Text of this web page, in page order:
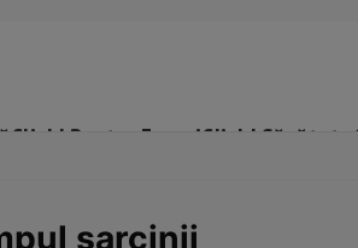
Click! Pentru FemeiClick! Sănătate
sarcinii